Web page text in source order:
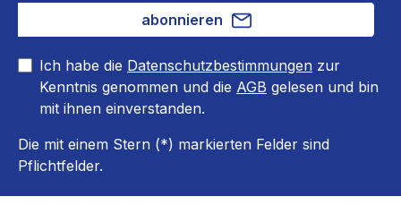
abonnieren
Ich habe die Datenschutzbestimmungen zur
Kenntnis genommen und die AGB gelesen und bin
mit ihnen einverstanden.
Die mit einem Stern (*) markierten Felder sind
Pflichtfelder.